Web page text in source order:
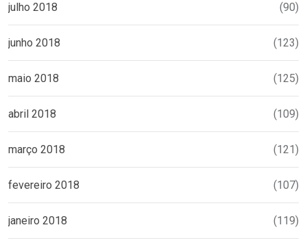
julho 2018 (90)
junho 2018 (123)
maio 2018 (125)
abril 2018 (109)
março 2018 (121)
fevereiro 2018 (107)
janeiro 2018 (119)